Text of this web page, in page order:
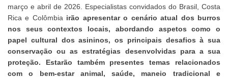
março e abril de 2026. Especialistas convidados do Brasil, Costa
Rica e Colômbia irão apresentar o cenário atual dos burros
nos seus contextos locais, abordando aspetos como o
papel cultural dos asininos, os principais desafios à sua
conservação ou as estratégias desenvolvidas para a sua
proteção. Estarão também presentes temas relacionados
com o bem-estar animal, saúde, maneio tradicional e